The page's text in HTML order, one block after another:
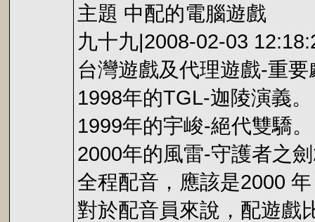
主題 中配的電腦遊戲
九十九|2008-02-03
台灣遊戲及代理遊戲-重要
1998年的TGL-迦陵演義。
1999年的宇峻-絕代雙驕。
2000年的風雷-守護者之
全程配音，應該是2000
對於配音員來說，配遊戲